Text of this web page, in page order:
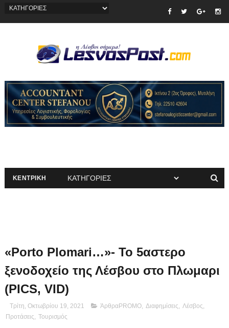
ΚΕΝΤΡΙΚΗ
«Porto Plomari…»- Το 5αστερο
ξενοδοχείο της Λέσβου στο Πλωμαρι
(PICS, VID)
Τρίτη, Οκτωβρίου 19, 2021 ΆρθραPROMO, Διαφημίσεις Λέσβος
Προτάσεις
Τουρισμός